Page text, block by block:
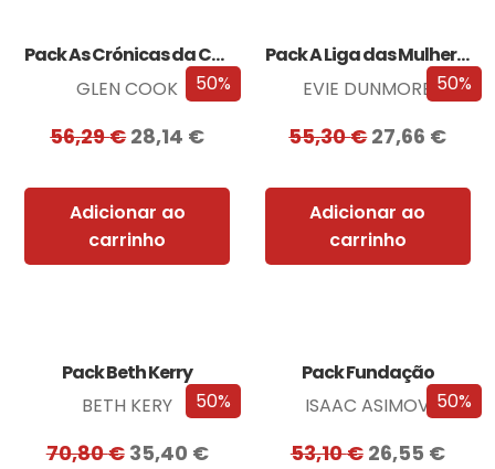
50%
Pack As Crónicas da Companhia Negra
GLEN COOK
56,29€28,14 €
Adicionar ao
carrinho
50%
Pack A Liga das Mulheres Extraordinárias
EVIE DUNMORE
55,30€27,66 €
Adicionar ao
carrinho
50%
Pack Beth Kerry
BETH KERY
70,80€ 35,40 €
50%
Pack Fundação
ISAAC ASIMOV
53,10€ 26,55 €